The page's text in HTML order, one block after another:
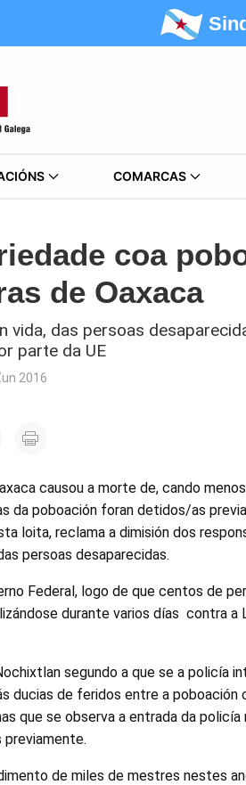
COMARCAS
coa
de Oaxaca
vida, das persoas
parte da UE
2016
causou a morte de, cando
da poboación foran detidos/as
loita, reclama a dimisión dos
persoas desaparecidas.
Federal, logo de que centos de
durante varios días contra a
segundo a que se a policía
ducias de feridos entre a poboación
que se observa a entrada da policía
previamente.
de miles de mestres nestes